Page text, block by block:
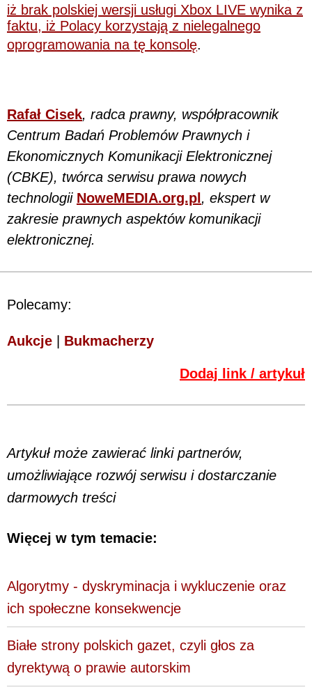
iż brak polskiej wersji usługi Xbox LIVE wynika z
faktu, iż Polacy korzystają z nielegalnego
oprogramowania na tę konsolę.
Rafał Cisek, radca prawny, współpracownik
Centrum Badań Problemów Prawnych i
Ekonomicznych Komunikacji Elektronicznej
(CBKE), twórca serwisu prawa nowych
technologii NoweMEDIA.org.pl , ekspert w
zakresie prawnych aspektów komunikacji
elektronicznej.
Polecamy:
Aukcje Bukmacherzy
Dodaj link / artykuł
Artykuł może zawierać linki partnerów,
umożliwiające rozwój serwisu i dostarczanie
darmowych treści
Więcej w tym temacie:
Algorytmy - dyskryminacja i wykluczenie oraz
ich społeczne konsekwencje
Białe strony polskich gazet, czyli głos za
dyrektywą o prawie autorskim